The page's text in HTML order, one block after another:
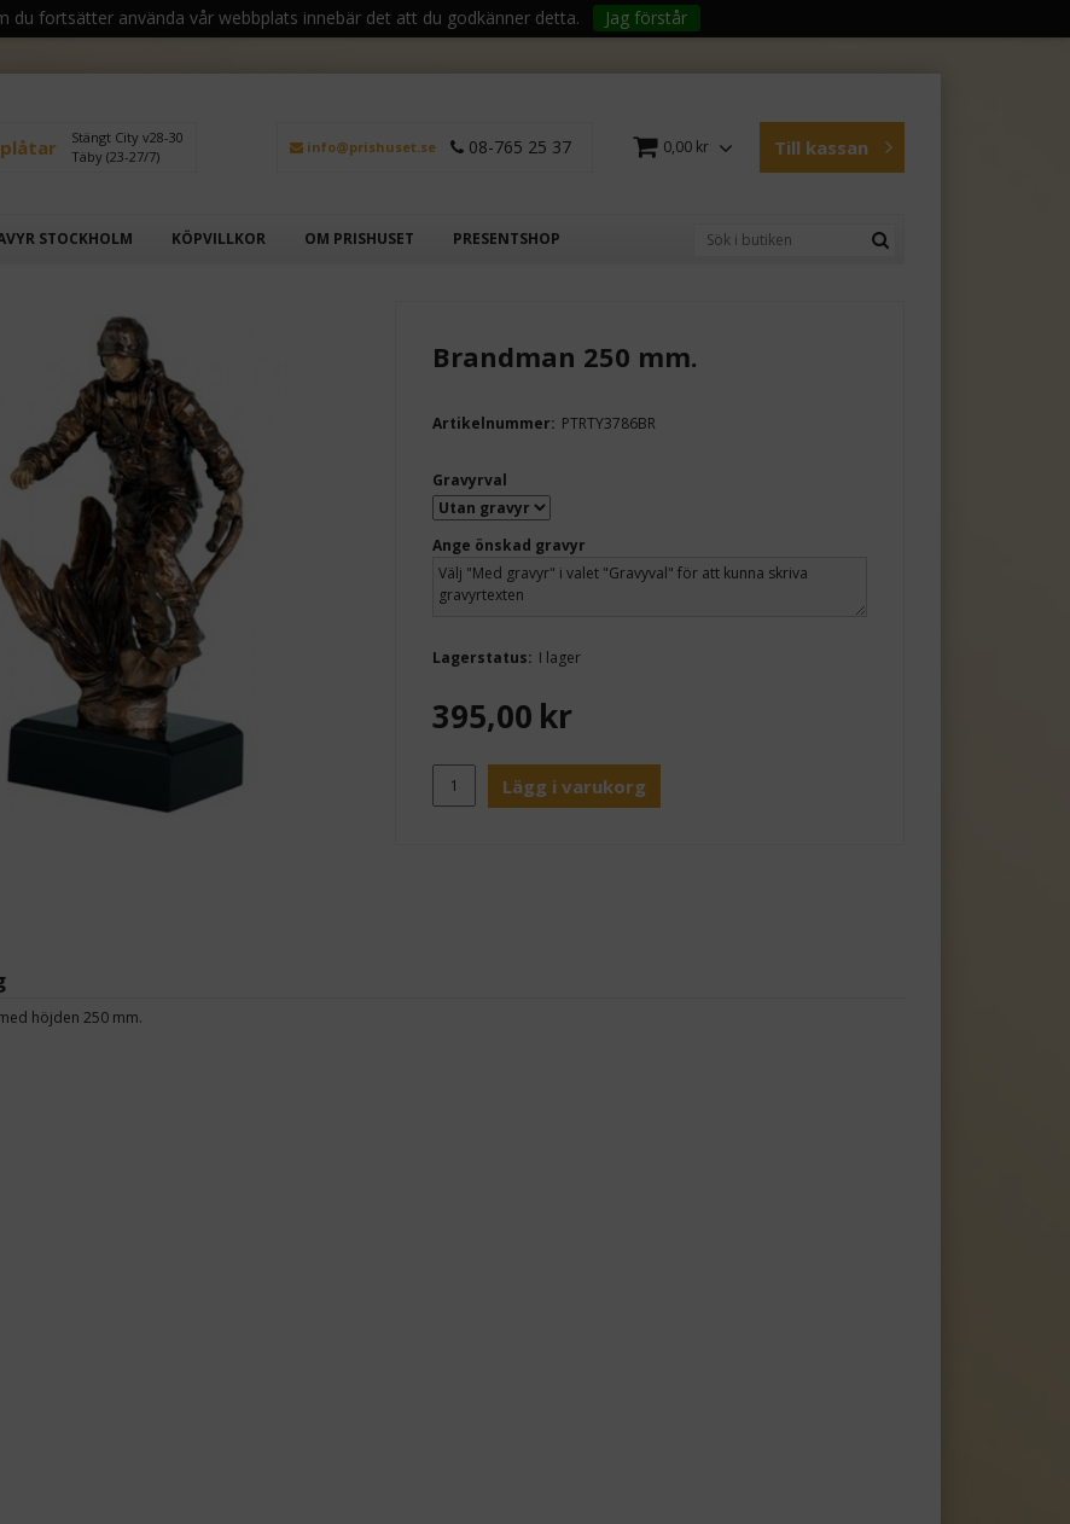
du fortsätter använda vår webbplats innebär det att du godkänner detta. Jag förstår
Stängt City v28-30
Täby (23-27/7)
info@prishuset.se 08-765 25 37 0,00 kr Till kassan
STOCKHOLM KÖPVILLKOR OM PRISHUSET PRESENTSHOP
Brandman 250 mm.
Artikelnummer: PTRTY3786BR
Gravyrval
Ange önskad gravyr
Lagerstatus: I lager
395,00 kr
Lägg i varukorg
höjden 250 mm.